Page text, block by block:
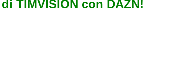
di TIMVISION con DAZN!